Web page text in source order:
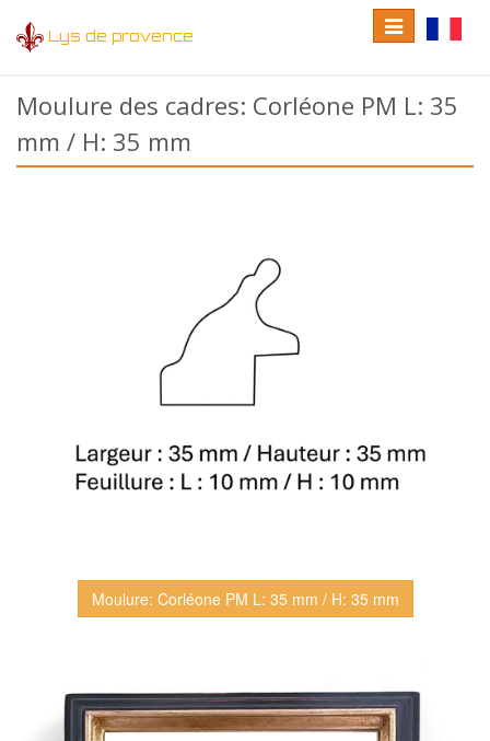
Lys de provence
language
Toggle
navigation
Moulure des cadres: Corléone PM L: 35
mm / H: 35 mm
Moulure: Corléone PM L: 35 mm / H: 35 mm